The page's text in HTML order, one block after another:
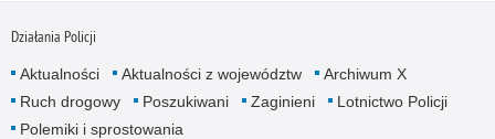
Działania Policji
Aktualności Aktualności z województw
Archiwum X
Ruch drogowy
Poszukiwani Zaginieni
Lotnictwo Policji
Polemiki i sprostowania